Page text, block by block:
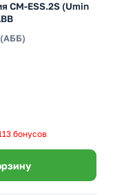
CM-ESS.2S (Umin
бонусов